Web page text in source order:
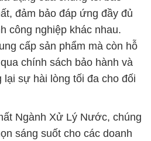
chúng tôi, từ chất xúc tác
đến các hợp chất chống
kế để đáp ứng những yêu
ngành công nghiệp xử lý
cung cấp hóa chất, mà
linh hoạt. Chúng tôi luôn
vấn để giúp đối tác đạt được